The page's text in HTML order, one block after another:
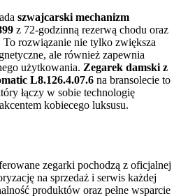
szwajcarski mechanizm
z 72-godzinną rezerwą chodu oraz
To rozwiązanie nie tylko zwiększa
ale również zapewnia
użytkowania. Zegarek damski z
L8.126.4.07.6 na bransolecie to
łączy w sobie technologię
kobiecego luksusu.
zegarki pochodzą z oficjalnej
na sprzedaż i serwis każdej
produktów oraz pełne wsparcie